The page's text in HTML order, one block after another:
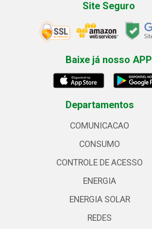
Site Seguro
Baixe já nosso APP
Departamentos
COMUNICACAO
CONSUMO
CONTROLE DE ACESSO
ENERGIA
ENERGIA SOLAR
REDES